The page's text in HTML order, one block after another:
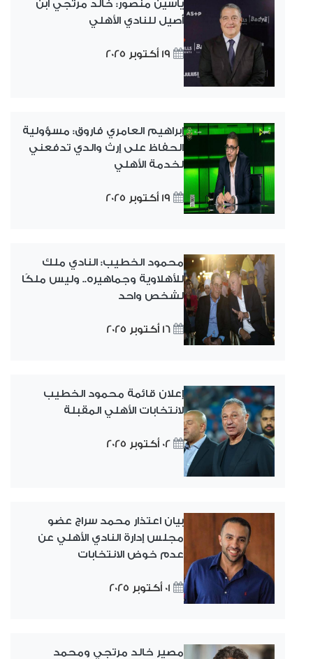
ياسين منصور: خالد مرتجي ابن
أصيل للنادي الأهلي
19 أكتوبر 2025
إبراهيم العامري فاروق: مسؤولية
الحفاظ على إرث والدي تدفعني
لخدمة الأهلي
19 أكتوبر 2025
محمود الخطيب: النادي ملك
للأهلاوية وجماهيره.. وليس ملكًا
لشخص واحد
16 أكتوبر 2025
إعلان قائمة محمود الخطيب
لانتخابات الأهلي المقبلة
02 أكتوبر 2025
بيان اعتذار محمد سراج عضو
مجلس إدارة النادي الأهلي عن
عدم خوض الانتخابات
01 أكتوبر 2025
مصير خالد مرتجي ومحمد